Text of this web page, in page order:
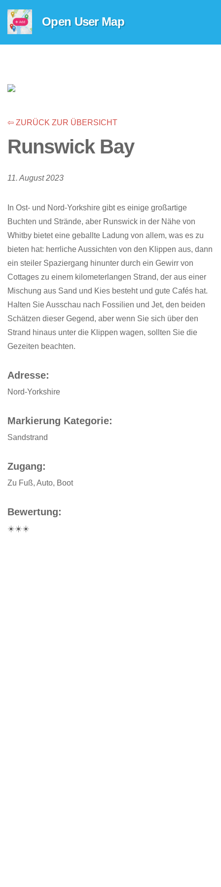
Open User Map
⇦ ZURÜCK ZUR ÜBERSICHT
Runswick Bay
11. August 2023
In Ost- und Nord-Yorkshire gibt es einige großartige
Buchten und Strände, aber Runswick in der Nähe von
Whitby bietet eine geballte Ladung von allem, was es zu
bieten hat: herrliche Aussichten von den Klippen aus, dann
ein steiler Spaziergang hinunter durch ein Gewirr von
Cottages zu einem kilometerlangen Strand, der aus einer
Mischung aus Sand und Kies besteht und gute Cafés hat.
Halten Sie Ausschau nach Fossilien und Jet, den beiden
Schätzen dieser Gegend, aber wenn Sie sich über den
Strand hinaus unter die Klippen wagen, sollten Sie die
Gezeiten beachten.
Adresse:
Nord-Yorkshire
Markierung Kategorie:
Sandstrand
Zugang:
Zu Fuß, Auto, Boot
Bewertung:
☀️☀️☀️